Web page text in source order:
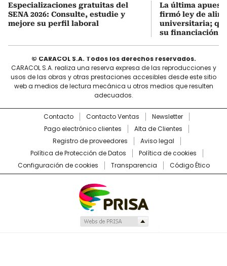
Especializaciones gratuitas del
SENA 2026: Consulte, estudie y
mejore su perfil laboral
La última
firmó ley de
universitaria;
su financiación
© CARACOL S.A. Todos los derechos reservados.
CARACOL S.A. realiza una reserva expresa de las reproducciones y
usos de las obras y otras prestaciones accesibles desde este sitio
web a medios de lectura mecánica u otros medios que resulten
adecuados.
Contacto Contacto Ventas
Newsletter
Pago electrónico clientes
Alta de Clientes
Registro de proveedores
Aviso legal
Política de Protección de Datos
Política de cookies
Configuración de cookies
Transparencia Código Ético